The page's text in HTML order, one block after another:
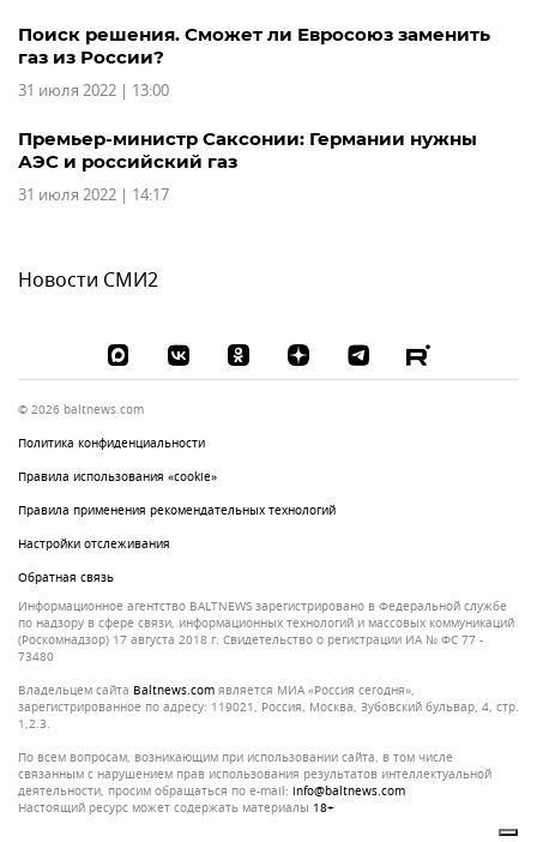
Поиск решения. Сможет ли Евросоюз заменить
газ из России?
31 июля 2022 | 13:00
Премьер-министр Саксонии: Германии нужны
АЭС и российский газ
31 июля 2022 | 14:17
Новости СМИ2
© 2026 baltnews.com
Политика конфиденциальности
Правила использования «cookie»
Правила применения рекомендательных технологий
Настройки отслеживания
Обратная связь
Информационное агентство BALTNEWS зарегистрировано в Федеральной службе
по надзору в сфере связи, информационных технологий и массовых коммуникаций
(Роскомнадзор) 17 августа 2018 г. Свидетельство о регистрации ИА № ФС 77 -
73480
Владельцем сайта
baltnews.com является МИА «Россия сегодня»,
зарегистрированное по адресу: 119021, Россия, Москва, Зубовский бульвар, 4, стр.
1,2.3.
По всем вопросам, возникающим при использовании сайта, в том числе
связанным с нарушением прав использования результатов интеллектуальной
деятельности, просим обращаться по e-mail: info@baltnews.com
Настоящий ресурс может содержать материалы 18+